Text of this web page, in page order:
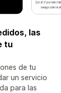
las
tu
de tu
un servicio
para las